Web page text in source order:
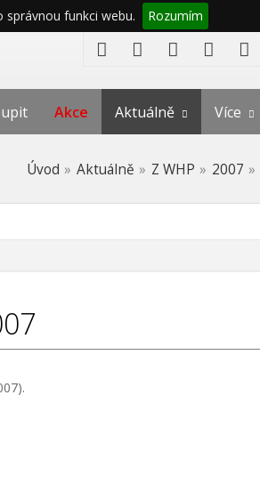
funkci webu. Rozumím
Akce Aktuálně Více
Úvod Aktuálně Z WHP 2007